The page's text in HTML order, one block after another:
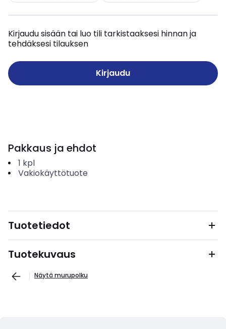
Kirjaudu sisään tai luo tili tarkistaaksesi hinnan ja
tehdäksesi tilauksen
Kirjaudu
Pakkaus ja ehdot
1 kpl
Vakiokäyttötuote
Tuotetiedot
Tuotekuvaus
Näytä murupolku